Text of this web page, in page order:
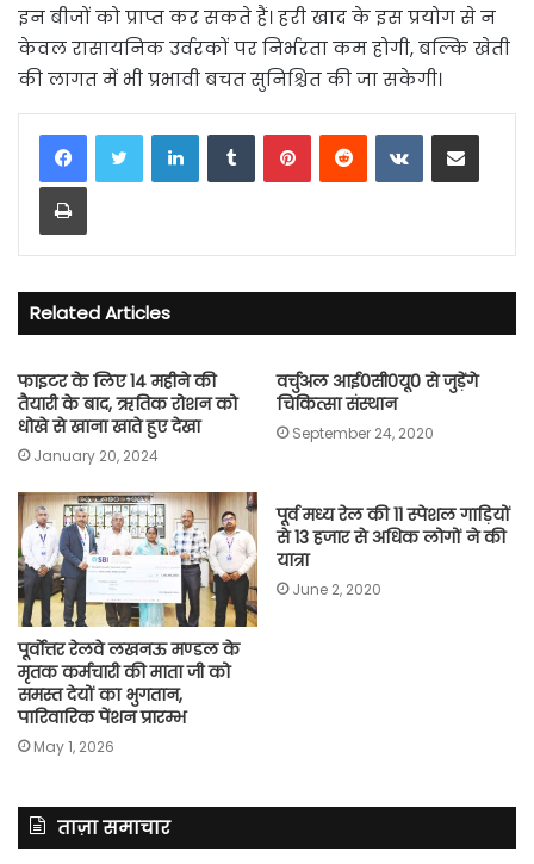
इन बीजों को प्राप्त कर सकते हैं। हरी खाद के इस प्रयोग से न
केवल रासायनिक उर्वरकों पर निर्भरता कम होगी, बल्कि खेती
की लागत में भी प्रभावी बचत सुनिश्चित की जा सकेगी।
LinkedInTumblrPinterestReddit VKontakteShare via Email
Print
Related Articles
फाइटर के लिए 14 महीने की
तैयारी के बाद, ऋतिक रोशन को
धोखे से खाना खाते हुए देखा
January 20, 2024
वर्चुअल आई0सी0यू0 से जुड़ेंगे
चिकित्सा संस्थान
September 24, 2020
पूर्वाेत्तर रेलवे लखनऊ मण्डल के
मृतक कर्मचारी की माता जी को
समस्त देयों का भुगतान,
पारिवारिक पेंशन प्रारम्भ
May 1, 2026
पूर्व मध्य रेल की 11 स्पेशल गाड़ियों
से 13 हजार से अधिक लोगों ने की
यात्रा
June 2, 2020
ताज़ा समाचार